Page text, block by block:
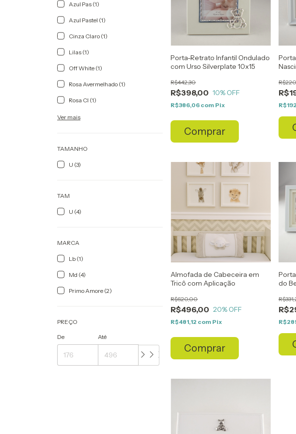
Azul Pas (1)
Azul Pastel (1)
Cinza Claro (1)
Lilas (1)
Off White (1)
Rosa Avermelhado (1)
Rosa Cl (1)
Ver mais
TAMANHO
U (3)
TAM
U (4)
MARCA
Lb (1)
Md (4)
Primo Amore (2)
PREÇO
De Até
Porta-Retrato Infantil Ondulado
com Urso Silverplate 10x15
R$398,00
R$442,30
10% OFF
R$386,06 com Pix
Comprar
Almofada de Cabeceira em
Tricô com Aplicação
R$496,00
R$620,00
20% OFF
R$481,12 com Pix
Comprar
do